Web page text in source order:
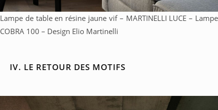
Lampe de table en résine jaune vif – MARTINELLI LUCE – Lampe
COBRA 100 – Design Elio Martinelli
IV. LE RETOUR DES MOTIFS